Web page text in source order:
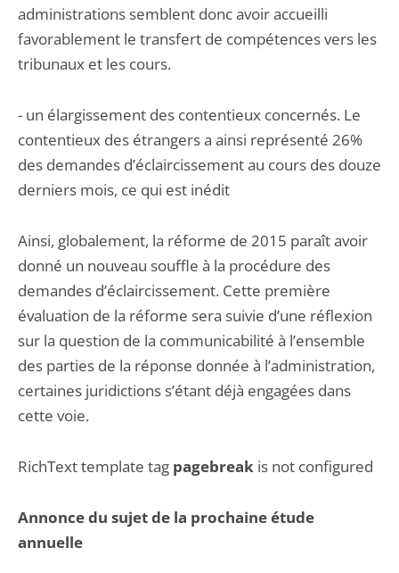
administrations semblent donc avoir accueilli
favorablement le transfert de compétences vers les
tribunaux et les cours.
- un élargissement des contentieux concernés. Le
contentieux des étrangers a ainsi représenté 26%
des demandes d’éclaircissement au cours des douze
derniers mois, ce qui est inédit
Ainsi, globalement, la réforme de 2015 paraît avoir
donné un nouveau souffle à la procédure des
demandes d’éclaircissement. Cette première
évaluation de la réforme sera suivie d’une réflexion
sur la question de la communicabilité à l’ensemble
des parties de la réponse donnée à l’administration,
certaines juridictions s’étant déjà engagées dans
cette voie.
RichText template tag pagebreak is not configured
Annonce du sujet de la prochaine étude
annuelle